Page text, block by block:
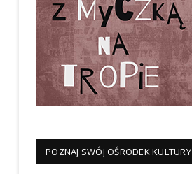
POZNAJ SWÓJ OŚRODEK KULTURY